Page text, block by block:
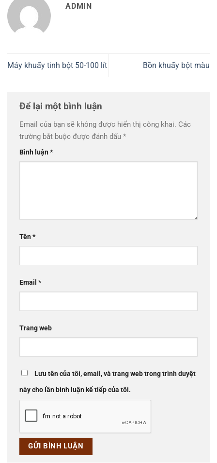
ADMIN
Máy khuấy tinh bột 50-100 lít Bồn khuấy bột màu
Để lại một bình luận
Email của bạn sẽ không được hiển thị công khai. Các
trường bắt buộc được đánh dấu *
Bình luận*
Tên*
Email *
Trang web
Lưu tên của tôi, email, và trang web trong trình duyệt
này cho lần bình luận kế tiếp của tôi.